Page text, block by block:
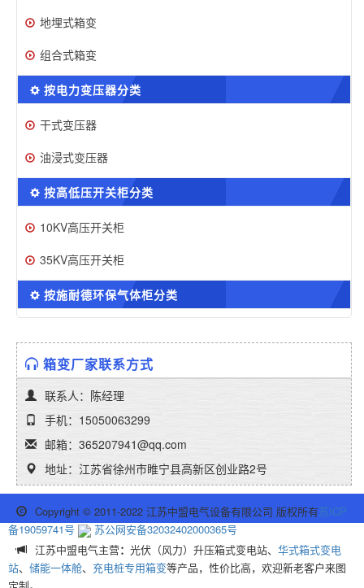
地埋式箱变
组合式箱变
按电力变压器分类
干式变压器
油浸式变压器
按高低压开关柜分类
10KV高压开关柜
35KV高压开关柜
按施耐德环保气体柜分类
箱变厂家联系方式
联系人：陈经理
手机：15050063299
邮箱：365207941@qq.com
地址：江苏省徐州市睢宁县高新区创业路2号
Copyright © 2011-2022 江苏中盟电气设备有限公司 版权所有苏ICP
备19059741号
苏公网安备32032402000365号
江苏中盟电气主营： 光伏（风力）升压箱式变电站、 华式箱式变电
站、 储能一体舱、 充电桩专用箱变等产品，性价比高，欢迎新老客户来图